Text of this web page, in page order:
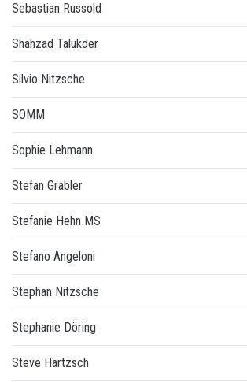
Sebastian Russold
Shahzad Talukder
Silvio Nitzsche
SOMM
Sophie Lehmann
Stefan Grabler
Stefanie Hehn MS
Stefano Angeloni
Stephan Nitzsche
Stephanie Döring
Steve Hartzsch